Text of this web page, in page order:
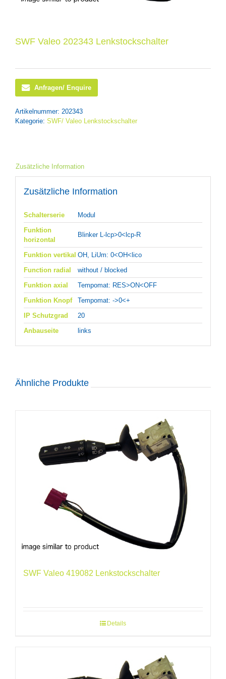
SWF Valeo 202343 Lenkstockschalter
Anfragen/ Enquire
Artikelnummer: 202343
Kategorie: SWF/ Valeo Lenkstockschalter
Zusätzliche Information
Zusätzliche Information
Schalterserie
Modul
Funktion
horizontal
Blinker L-lcp>0<lcp-R
Funktion vertikal OH, LiUm: 0<OH<lico
Function radial
without / blocked
Funktion axial
Tempomat: RES>ON<OFF
Funktion Knopf
Tempomat: ->0<+
IP Schutzgrad
20
Anbauseite
links
Ähnliche Produkte
SWF Valeo 419082 Lenkstockschalter
Details